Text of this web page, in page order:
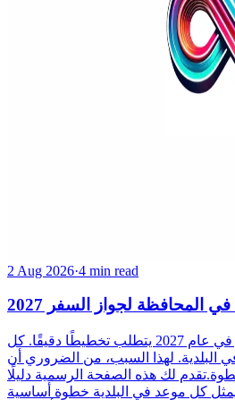
2 Aug 2026·4 min read
المحافظة لجواز السفر 2027
الحصول على جواز سفر في عام 2027 يتطلب تخطيطًا دقيقًا. كل
البلدية. لهذا السبب، من الضروري أن
لك هذه الصفحة الرسمية دليلًا
كل موعد في البلدية خطوة أساسية